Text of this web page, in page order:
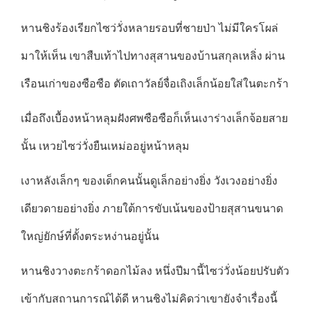
หานชิงร้องเรียกไซว่วั่งหลายรอบที่ชายป่า ไม่มีใครโผล่
มาให้เห็น เขาสืบเท้าไปทางสุสานของบ้านสกุลเหลิ่ง ผ่าน
เรือนเก่าของซือซือ ตัดเถาวัลย์จื่อเถิงเล็กน้อยใส่ในตะกร้า
เมื่อถึงเบื้องหน้าหลุมฝังศพซือซือก็เห็นเงาร่างเล็กจ้อยสาย
นั้น เหวยไซว่วั่งยืนเหม่ออยู่หน้าหลุม
เงาหลังเล็กๆ ของเด็กคนนั้นดูเล็กอย่างยิ่ง วังเวงอย่างยิ่ง
เดียวดายอย่างยิ่ง ภายใต้การขับเน้นของป้ายสุสานขนาด
ใหญ่ยักษ์ที่ตั้งตระหง่านอยู่นั้น
หานชิงวางตะกร้าดอกไม้ลง หนึ่งปีมานี้ไซว่วั่งน้อยปรับตัว
เข้ากับสถานการณ์ได้ดี หานชิงไม่คิดว่าเขายังจำเรื่องนี้